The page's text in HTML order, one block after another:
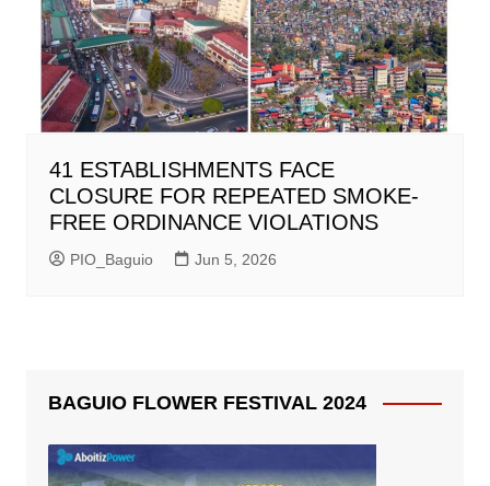
41 ESTABLISHMENTS FACE
CLOSURE FOR REPEATED SMOKE-
FREE ORDINANCE VIOLATIONS
PIO_Baguio Jun 5, 2026
BAGUIO FLOWER FESTIVAL 2024